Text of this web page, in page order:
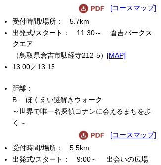
[コースマップ]
5.7km
11:30～ 倉吉パークス
クエア
（鳥取県倉吉市駄経寺212-5） [MAP]
13:00／13:15
B. ほくえい謎解きウォーク
～世界で唯一名探偵コナンに会えるまちを歩
く～
[コースマップ]
5.5km
9:00～ 出会いの広場